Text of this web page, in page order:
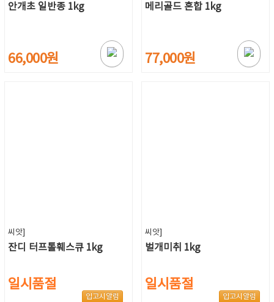
안개초 일반종 1kg
66,000원
메리골드 혼합 1kg
77,000원
씨앗]
잔디 터프톨훼스큐 1kg
일시품절
입고시알림
씨앗]
벌개미취 1kg
일시품절
입고시알림